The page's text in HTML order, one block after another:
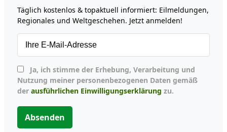
Täglich kostenlos & topaktuell informiert: Eilmeldungen,
Regionales und Weltgeschehen. Jetzt anmelden!
Nutzung meiner personenbezogenen Daten gemäß
der ausführlichen Einwilligungserklärung zu.
Absenden